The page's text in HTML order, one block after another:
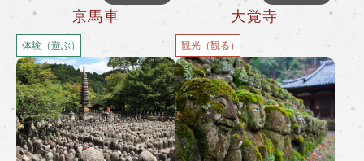
京馬車
体験（遊ぶ）
大覚寺
観光（観る）